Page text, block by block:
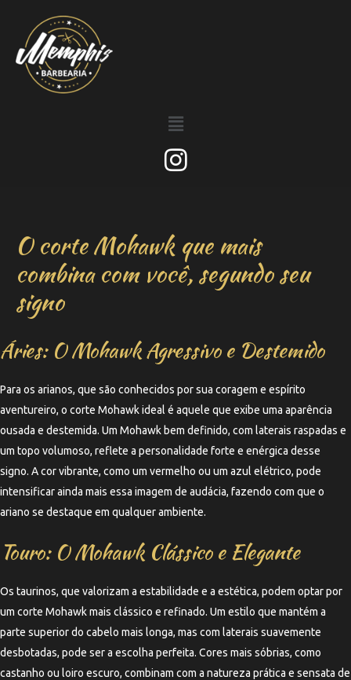
O corte Mohawk que mais
combina com você, segundo seu
signo
Áries: O Mohawk Agressivo e Destemido
Para os arianos, que são conhecidos por sua coragem e espírito
aventureiro, o corte Mohawk ideal é aquele que exibe uma aparência
ousada e destemida. Um Mohawk bem definido, com laterais raspadas e
um topo volumoso, reflete a personalidade forte e enérgica desse
signo. A cor vibrante, como um vermelho ou um azul elétrico, pode
intensificar ainda mais essa imagem de audácia, fazendo com que o
ariano se destaque em qualquer ambiente.
Touro: O Mohawk Clássico e Elegante
Os taurinos, que valorizam a estabilidade e a estética, podem optar por
um corte Mohawk mais clássico e refinado. Um estilo que mantém a
parte superior do cabelo mais longa, mas com laterais suavemente
desbotadas, pode ser a escolha perfeita. Cores mais sóbrias, como
castanho ou loiro escuro, combinam com a natureza prática e sensata de